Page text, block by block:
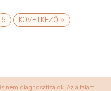
5 KÖVETKEZŐ »
nem diagnosztizálok. Az általam